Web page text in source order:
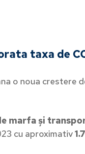
taxa de
o noua crestere
marfa și
cu aproximativ